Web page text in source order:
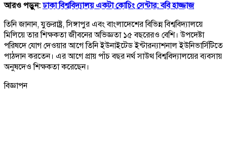
আরও পড়ুন:ঢাকা বিশ্ববিদ্যালয় একটা কোচিং সেন্টার: ববি হাজ্জাজ
তিনি জানান, যুক্তরাষ্ট্র, সিঙ্গাপুর এবং বাংলাদেশের বিভিন্ন বিশ্ববিদ্যালয়ে
মিলিয়ে তার শিক্ষকতা জীবনের অভিজ্ঞতা ১৫ বছরেরও বেশি। উপদেষ্টা
পরিষদে যোগ দেওয়ার আগে তিনি ইউনাইটেড ইন্টারন্যাশনাল ইউনিভার্সিটিতে
পাঠদান করতেন। এর আগে প্রায় পাঁচ বছর নর্থ সাউথ বিশ্ববিদ্যালয়ের ব্যবসায়
অনুষদেও শিক্ষকতা করেছেন।
বিজ্ঞাপন